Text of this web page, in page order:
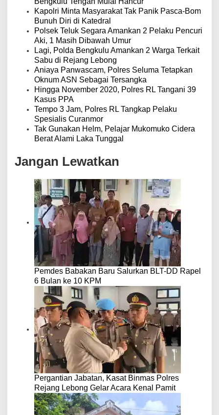
Kapolri Minta Masyarakat Tak Panik Pasca-Bom
Bunuh Diri di Katedral
Polsek Teluk Segara Amankan 2 Pelaku Pencuri
Aki, 1 Masih Dibawah Umur
Lagi, Polda Bengkulu Amankan 2 Warga Terkait
Sabu di Rejang Lebong
Aniaya Panwascam, Polres Seluma Tetapkan
Oknum ASN Sebagai Tersangka
Hingga November 2020, Polres RL Tangani 39
Kasus PPA
Tempo 3 Jam, Polres RL Tangkap Pelaku
Spesialis Curanmor
Tak Gunakan Helm, Pelajar Mukomuko Cidera
Berat Alami Laka Tunggal
Jangan Lewatkan
Pemdes Babakan Baru Salurkan BLT-DD Rapel
6 Bulan ke 10 KPM
Pergantian Jabatan, Kasat Binmas Polres
Rejang Lebong Gelar Acara Kenal Pamit